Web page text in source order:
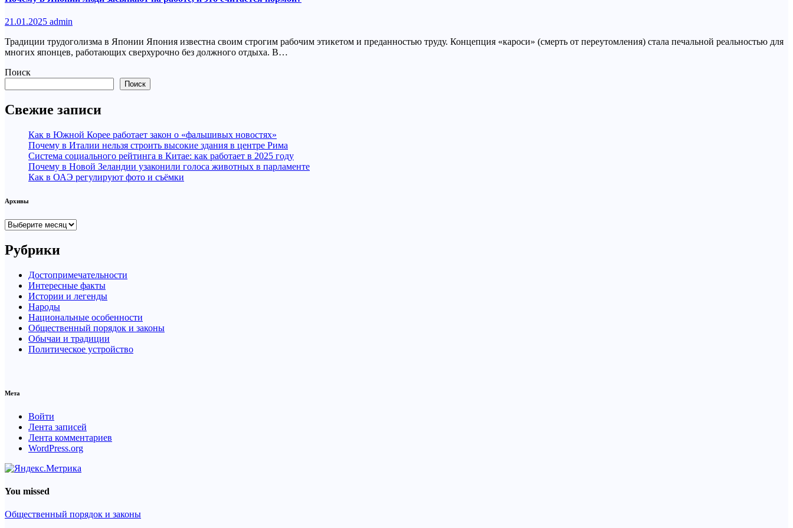
21.01.2025 admin
Традиции трудоголизма в Японии Япония известна своим строгим рабочим этикетом и преданностью труду. Концепция «кароси» (смерть от переутомления) стала печальной реальностью для
многих японцев, работающих сверхурочно без должного отдыха. В…
Поиск
Поиск
Свежие записи
Как в Южной Корее работает закон о «фальшивых новостях»
Почему в Италии нельзя строить высокие здания в центре Рима
Система социального рейтинга в Китае: как работает в 2025 году
Почему в Новой Зеландии узаконили голоса животных в парламенте
Как в ОАЭ регулируют фото и съёмки
Архивы
Архивы
Рубрики
Достопримечательности
Интересные факты
Истории и легенды
Народы
Национальные особенности
Общественный порядок и законы
Обычаи и традиции
Политическое устройство
Мета
Войти
Лента записей
Лента комментариев
WordPress.org
You missed
Общественный порядок и законы